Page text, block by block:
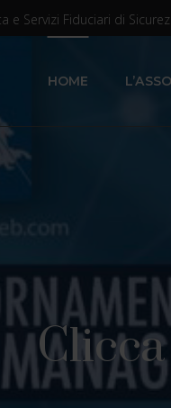
e Servizi Fiduciari di
HOME